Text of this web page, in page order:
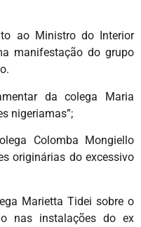
ao Ministro do Interior
manifestação do grupo
da colega Maria
nigeriamas”;
Colomba Mongiello
originárias do excessivo
Marietta Tidei sobre o
nas instalações do ex